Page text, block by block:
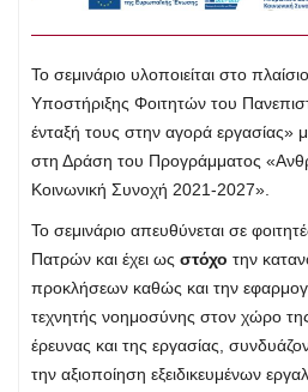
Το σεμινάριο υλοποιείται στο
Υποστήριξης Φοιτητών του
ένταξή τους στην αγορά
στη Δράση του Προγράμματος
Κοινωνική Συνοχή 2021-2027».
Το σεμινάριο απευθύνεται σε
Πατρών και έχει ως στόχο την
προκλήσεων καθώς και την
τεχνητής νοημοσύνης στον χώρο
έρευνας και της εργασίας,
την αξιοποίηση εξειδικευμένων